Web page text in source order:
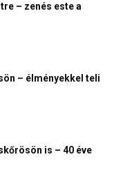
– zenés este a
– élményekkel teli
is – 40 éve